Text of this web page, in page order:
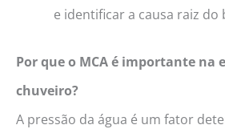
e identificar a causa raiz do
Por que o MCA é importante na
chuveiro?
A pressão da água é um fator